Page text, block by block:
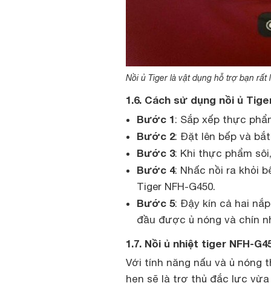
Nồi ủ Tiger là vật dụng hỗ trợ bạn
1.6. Cách sử dụng nồi ủ
Bước 1: Sắp xếp thực
Bước 2: Đặt lên bếp và
Bước 3: Khi thực phẩm
Bước 4: Nhấc nồi ra khỏi
Tiger NFH-G450.
Bước 5: Đậy kín cả hai
đầu được ủ nóng và chín
1.7. Nồi ủ nhiệt tiger NFH-
Với tính năng nấu và ủ nóng
hẹn sẽ là trợ thủ đắc lực